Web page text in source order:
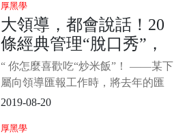
思維時，沒有什麼攔得住你變富，
那就是藉力思維：沒人可以請，沒
錢可以藉，沒資源可以整合，不懂
可以外包，敵人可以和好，對手可
以收購……而窮人與富人的關鍵區
別也
厚黑學
大領導，都會說話！20
條經典管理“脫口秀”，
不服不行
“ 你怎麼喜歡吃“炒米飯”！ ——某下
屬向領導匯報工作時，將去年的匯
報稿拿來稍作修改，領導聽後說了
動，既進行了委婉地批評，又用幽
2019-08-20
厚黑學